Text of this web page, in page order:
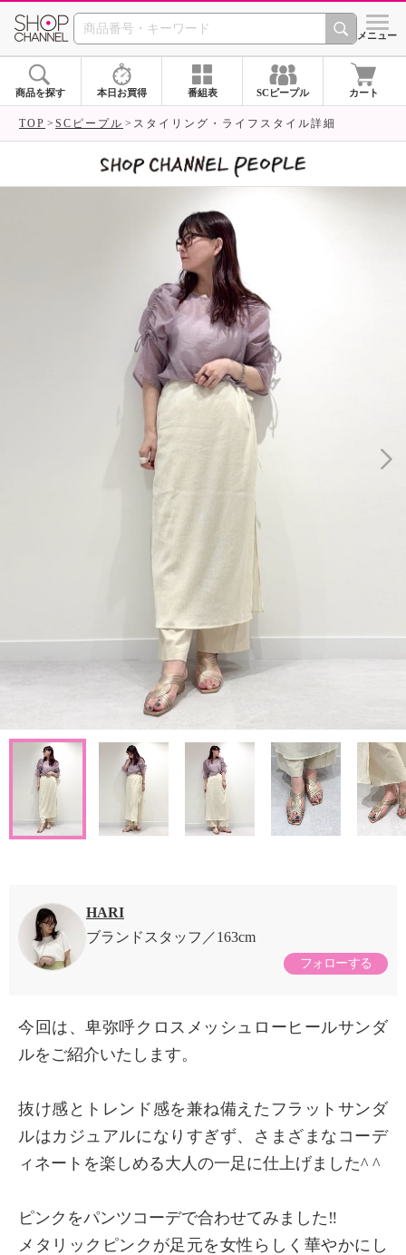
SHOP CHANNEL シメニュー
商品を探す 本日お買得 番組表 SCピープル カート
TOP SCピープル スタイリング・ライフスタイル詳細
HARI
ブランドスタッフ
163cm
フォローする
今回は、卑弥呼クロスメッシュローヒールサンダ
ルをご紹介いたします。
抜け感とトレンド感を兼ね備えたフラットサンダ
ルはカジュアルになりすぎず、さまざまなコーデ
ィネートを楽しめる大人の一足に仕上げました^ ^
ピンクをパンツコーデで合わせてみました‼︎
メタリックピンクが足元を女性らしく華やかにし